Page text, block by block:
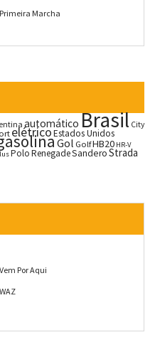
Primeira Marcha
automáticoBrasil City
elétricoEstados Unidos
Gol GolfHB20 HR-V
PoloRenegadeSanderoStrada
Vem Por Aqui
WAZ